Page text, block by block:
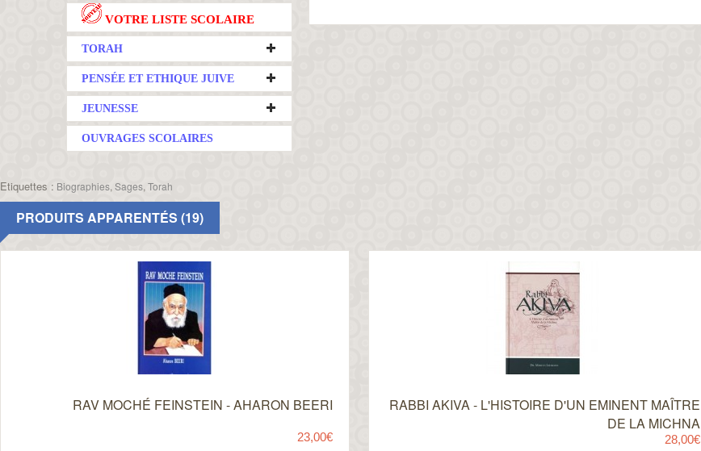
VOTRE LISTE SCOLAIRE
TORAH
PENSÉE ET ETHIQUE JUIVE
JEUNESSE
OUVRAGES SCOLAIRES
Etiquettes : Biographies, Sages, Torah
PRODUITS APPARENTÉS (19)
RAV MOCHÉ FEINSTEIN - AHARON BEERI
23,00€
RABBI AKIVA - L'HISTOIRE D'UN EMINENT MAÎTRE
DE LA MICHNA
28,00€